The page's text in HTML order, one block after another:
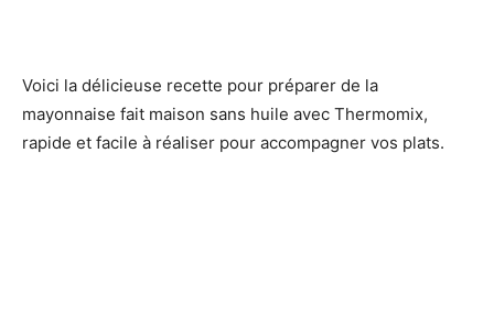
Voici la délicieuse recette pour préparer de la
mayonnaise fait maison sans huile avec Thermomix,
rapide et facile à réaliser pour accompagner vos plats.